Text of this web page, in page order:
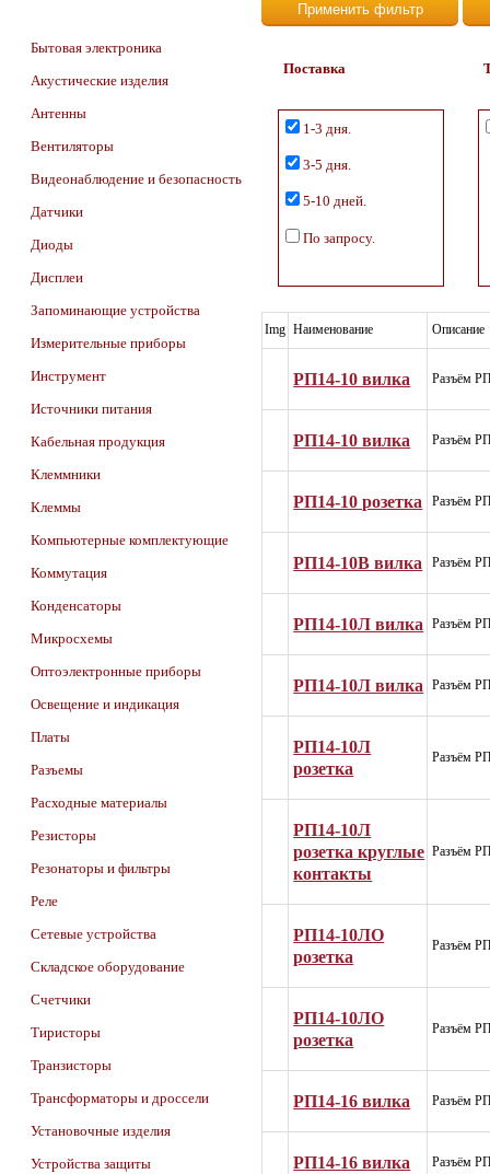
Бытовая электроника
Акустические изделия
Антенны
Вентиляторы
Видеонаблюдение и безопасность
Датчики
Диоды
Дисплеи
Запоминающие устройства
Измерительные приборы
Инструмент
Источники питания
Кабельная продукция
Клеммники
Клеммы
Компьютерные комплектующие
Коммутация
Конденсаторы
Микросхемы
Оптоэлектронные приборы
Освещение и индикация
Платы
Разъемы
Расходные материалы
Резисторы
Резонаторы и фильтры
Реле
Сетевые устройства
Складское оборудование
Счетчики
Тиристоры
Транзисторы
Трансформаторы и дроссели
Установочные изделия
Устройства защиты
Поставка
1-3 дня.
3-5 дня.
5-10 дней.
По запросу.
Img Наименование Описание
РП14-10 вилка Разъём
РП14-10 вилка Разъём
РП14-10 розетка Разъём
РП14-10В вилка Разъём
РП14-10Л вилка Разъём
РП14-10Л вилка Разъём
РП14-10Л
розетка
Разъём
РП14-10Л
розетка круглые
контакты
Разъём
РП14-10ЛО
розетка
Разъём
РП14-10ЛО
розетка
Разъём
РП14-16 вилка Разъём
РП14-16 вилка Разъём